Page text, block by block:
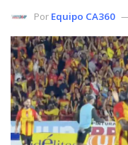
Por Equipo CA360